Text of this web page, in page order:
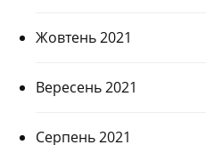
Жовтень 2021
Вересень 2021
Серпень 2021